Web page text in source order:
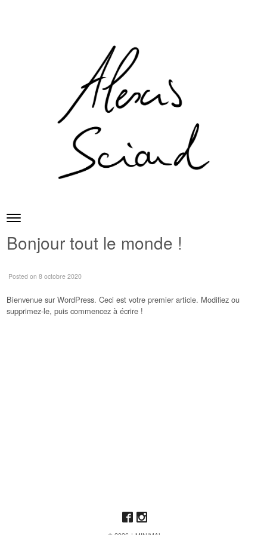
Toggle navigation
Menu
Bonjour tout le monde !
Posted on 8 octobre 2020
Bienvenue sur WordPress. Ceci est votre premier article. Modifiez ou
supprimez-le, puis commencez à écrire !
Like us on Facebook